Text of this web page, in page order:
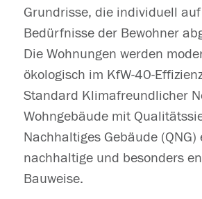
Grundrisse, die individuell
Bedürfnisse der Bewohner
Die Wohnungen werden
ökologisch im KfW-40-
Standard Klimafreundlicher
Wohngebäude mit
Nachhaltiges Gebäude
nachhaltige und besonders
Bauweise.